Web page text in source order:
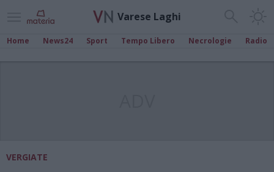
Varese Laghi
Home News24 Sport Tempo Libero Necrologie Radio
VERGIATE